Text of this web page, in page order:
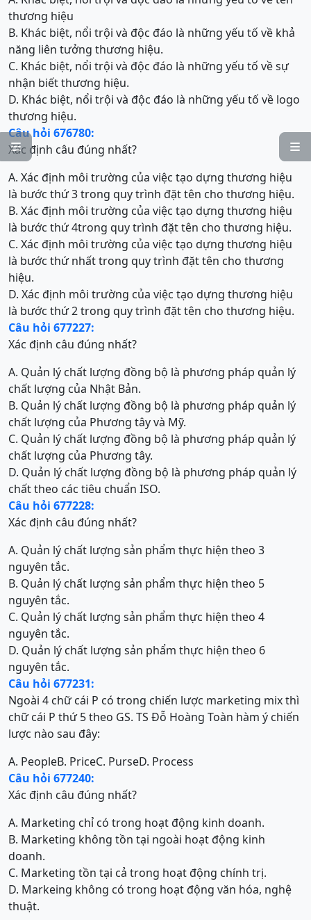


thương hiệu
B. Khác biệt, nổi trội và độc đáo là những yếu tố về khả
năng liên tưởng thương hiệu.
C. Khác biệt, nổi trội và độc đáo là những yếu tố về sự
nhận biết thương hiệu.
D. Khác biệt, nổi trội và độc đáo là những yếu tố về logo
thương hiệu.
Câu hỏi 676780:
Xác định câu đúng nhất?
A. Xác định môi trường của việc tạo dựng thương hiệu
là bước thứ 3 trong quy trình đặt tên cho thương hiệu.
B. Xác định môi trường của việc tạo dựng thương hiệu
là bước thứ 4trong quy trình đặt tên cho thương hiệu.
C. Xác định môi trường của việc tạo dựng thương hiệu
là bước thứ nhất trong quy trình đặt tên cho thương
hiệu.
D. Xác định môi trường của việc tạo dựng thương hiệu
là bước thứ 2 trong quy trình đặt tên cho thương hiệu.
Câu hỏi 677227:
Xác định câu đúng nhất?
A. Quản lý chất lượng đồng bộ là phương pháp quản lý
chất lượng của Nhật Bản.
B. Quản lý chất lượng đồng bộ là phương pháp quản lý
chất lượng của Phương tây và Mỹ.
C. Quản lý chất lượng đồng bộ là phương pháp quản lý
chất lượng của Phương tây.
D. Quản lý chất lượng đồng bộ là phương pháp quản lý
chất theo các tiêu chuẩn ISO.
Câu hỏi 677228:
Xác định câu đúng nhất?
A. Quản lý chất lượng sản phẩm thực hiện theo 3
nguyên tắc.
B. Quản lý chất lượng sản phẩm thực hiện theo 5
nguyên tắc.
C. Quản lý chất lượng sản phẩm thực hiện theo 4
nguyên tắc.
D. Quản lý chất lượng sản phẩm thực hiện theo 6
nguyên tắc.
Câu hỏi 677231:
Ngoài 4 chữ cái P có trong chiến lược marketing mix thì
chữ cái P thứ 5 theo GS. TS Đỗ Hoàng Toàn hàm ý chiến
lược nào sau đây:
A. PeopleB. PriceC. PurseD. Process
Câu hỏi 677240:
Xác định câu đúng nhất?
A. Marketing chỉ có trong hoạt động kinh doanh.
B. Marketing không tồn tại ngoài hoạt động kinh
doanh.
C. Marketing tồn tại cả trong hoạt động chính trị.
D. Markeing không có trong hoạt động văn hóa, nghệ
thuật.